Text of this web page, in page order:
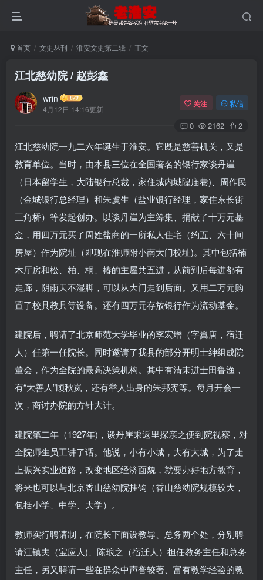
首页 文史丛刊 淮安文史第二辑 正文
江北慈幼院 / 赵彭鑫
wrin
4月12日 14:16更新
关注 私信
0 2162 2
江北慈幼院一九二六年诞生于淮安。它既是慈善机关，又是
教育单位。当时，由本县三位在全国著名的银行家谈丹崖
（日本留学生，大陆银行总裁，家住城内城隍庙巷)、周作民
（金城银行总经理）和朱虞生（盐业银行经理，家住东长街
三角桥）等发起创办。以谈丹崖为主筹集、捐献了十万元基
金，用四万元买了周姓盐商的一所私人住宅（约五、六十间
房屋）作为院址（即现在淮师附小南大门校址)。其中包括楠
木厅房和松、柏、桐、椿的主屋共五进，从前到后每进都有
走廊，阴雨天不湿脚，可以从大门走到后面。又用二万元购
置了校具教具等设备。还有四万元存放银行作为流动基金。
建院后，聘请了北京师范大学毕业的李宏增（字翼唐，宿迁
人）任第一任院长。同时邀请了我县的部分开明士绅组成院
董会，作为全院的最高决策机构。其中有清末进士田鲁渔，
有“大善人”顾秋岚，还有举人出身的朱邦宪等。每月开会一
次，商讨办院的方针大计。
建院第二年（1927年)，谈丹崖乘返里探亲之便到院视察，对
全院师生员工讲了话。他说，小有小城，大有大城，为了走
上振兴实业道路，改变地区经济面貌，就要办好地方教育，
将来也可以与北京香山慈幼院挂钩（香山慈幼院规模较大，
包括小学、中学、大学）。
教师实行聘请制，在院长下面设教导、总务两个处，分别聘
请汪镇夫（宝应人)、陈琅之（宿迁人）担任教务主任和总务
主任，另又聘请一些在群众中声誉较著、富有教学经验的教